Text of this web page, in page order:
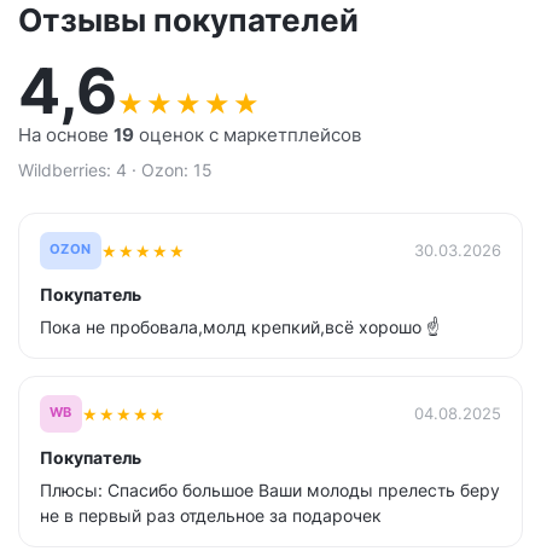
Отзывы покупателей
4,6★ ★ ★ ★ ★
На основе 19 оценок с маркетплейсов
Wildberries: 4 · Ozon: 15
OZON ★★★★★ 30.03.2026
Покупатель
Пока не пробовала,молд крепкий,всё хорошо ☝️
WB ★★★★★ 04.08.2025
Покупатель
Плюсы: Спасибо большое Ваши молоды прелесть беру
не в первый раз отдельное за подарочек